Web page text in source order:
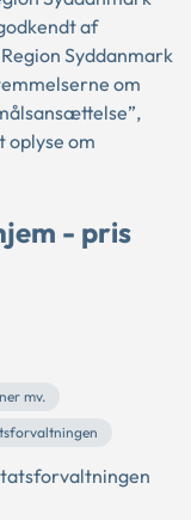
af
Syddanmark
om
oplyse om
- pris
mv.